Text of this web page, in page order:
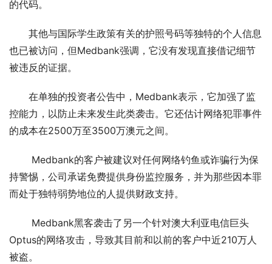
的代码。
其他与国际学生政策有关的护照号码等独特的个人信息
也已被访问，但Medbank强调，它没有发现直接借记细节
被违反的证据。
在单独的投资者公告中，Medbank表示，它加强了监
控能力，以防止未来发生此类袭击。它还估计网络犯罪事件
的成本在2500万至3500万澳元之间。
Medbank的客户被建议对任何网络钓鱼或诈骗行为保
持警惕，公司承诺免费提供身份监控服务，并为那些因本罪
而处于独特弱势地位的人提供财政支持。
Medbank黑客袭击了另一个针对澳大利亚电信巨头
Optus的网络攻击，导致其目前和以前的客户中近210万人
被盗。